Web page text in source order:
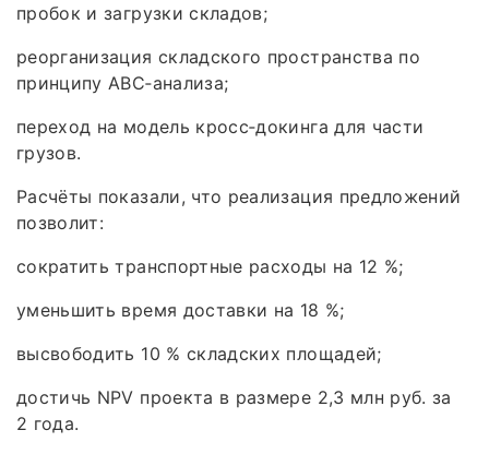
пробок и загрузки складов;
реорганизация складского пространства по
принципу ABC‑анализа;
переход на модель кросс‑докинга для части
грузов.
Расчёты показали, что реализация предложений
позволит:
сократить транспортные расходы на 12 %;
уменьшить время доставки на 18 %;
высвободить 10 % складских площадей;
достичь NPV проекта в размере 2,3 млн руб. за
2 года.